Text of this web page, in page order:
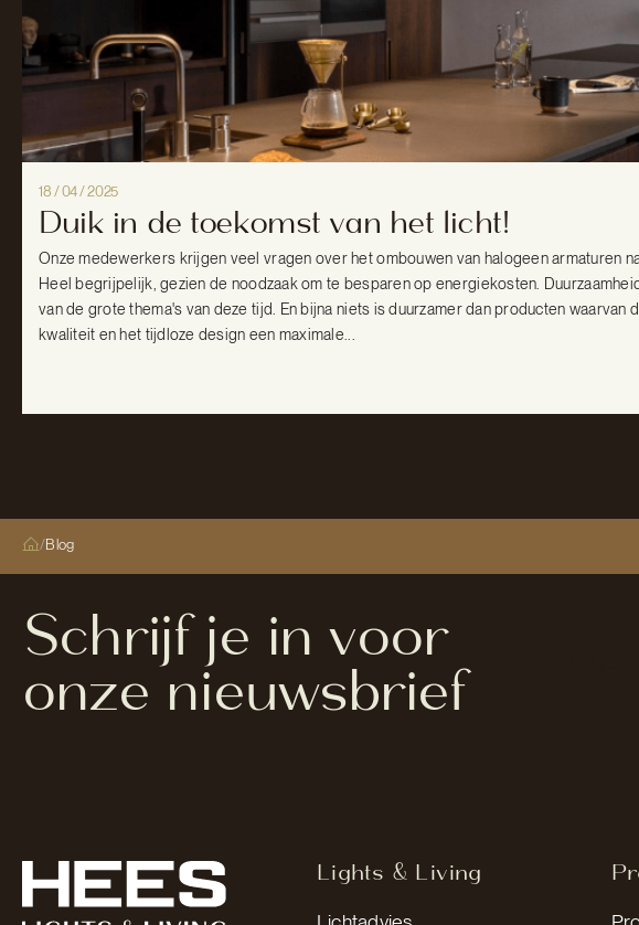
18 / 04 / 2025
Duik in de toekomst van het licht!
Onze medewerkers krijgen veel vragen over het ombouwen van halogeen armaturen
Heel begrijpelijk, gezien de noodzaak om te besparen op energiekosten.
van de grote thema's van deze tijd. En bijna niets is duurzamer dan producten waarvan
kwaliteit en het tijdloze design een maximale...
/Blog
Schrijf je in voor
onze nieuwsbrief
Lights & Living